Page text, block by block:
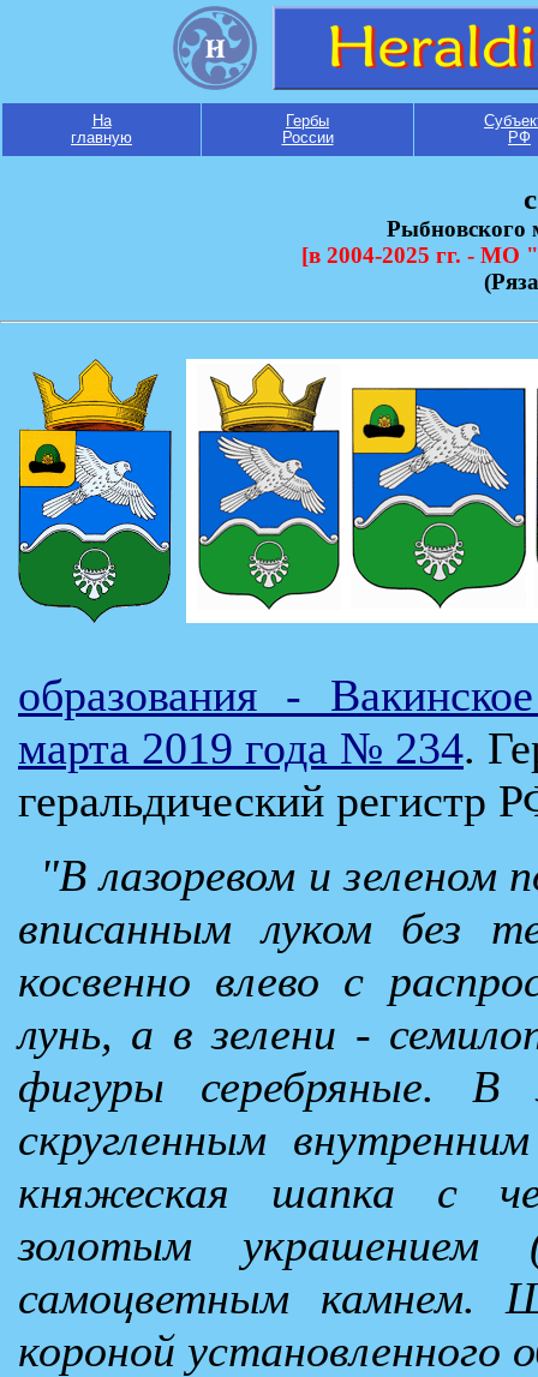
На
главную
Гербы
России
РФ
Рыбновского
[в 2004-2025 гг. - МО
образования -
марта 2019 года № 234.
геральдический регистр
"В лазоревом и зеленом
вписанным луком без
косвенно влево с
лунь, а в зелени -
фигуры серебряные. В
скругленным
княжеская шапка с
золотым украшением
самоцветным камнем.
короной установленного